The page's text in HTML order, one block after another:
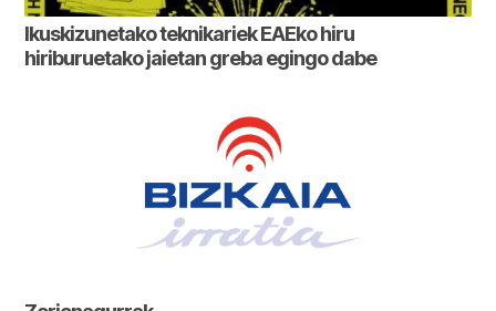
Ikuskizunetako teknikariek EAEko hiru
hiriburuetako jaietan greba egingo dabe